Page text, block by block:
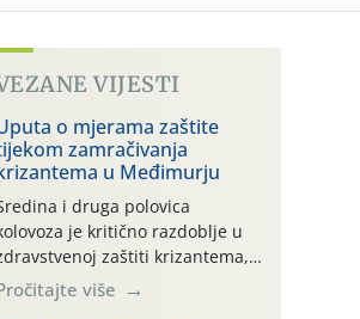
VIJESTI
o mjerama zaštite
zamračivanja
u Međimurju
i druga polovica
je kritično razdoblje u
zaštiti krizantema,
prije zamračivanja u proteklom
smo mjesecu tri puta upućivali
više